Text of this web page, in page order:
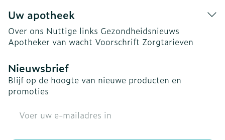
Uw apotheek
Over ons Nuttige links Gezondheidsnieuws
Apotheker van wacht Voorschrift Zorgtarieven
Nieuwsbrief
Blijf op de hoogte van nieuwe producten en
promoties